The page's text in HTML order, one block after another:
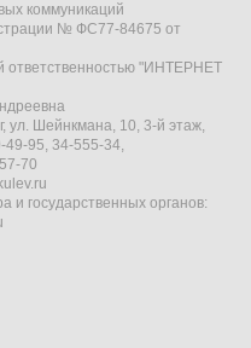
коммуникаций
№ ФС77-84675 от
ответственностью "ИНТЕРНЕТ
ул. Шейнкмана, 10, 3-й этаж,
49-95, 34-555-34,
70
и государственных органов: